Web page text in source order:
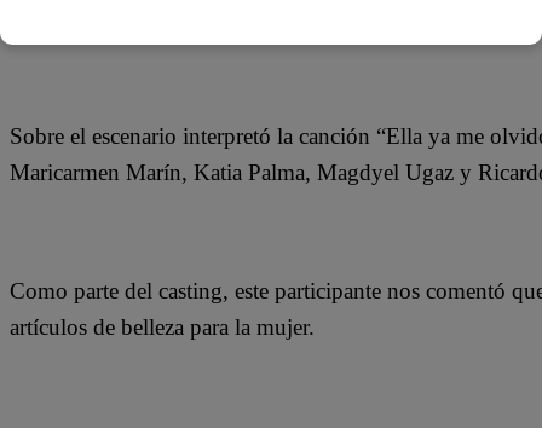
Sobre el escenario interpretó la canción “Ella ya me
Maricarmen Marín, Katia Palma, Magdyel Ugaz y
Como parte del casting, este participante nos comentó
artículos de belleza para la mujer.